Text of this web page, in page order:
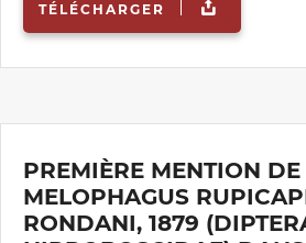
TÉLÉCHARGER
PREMIÈRE MENTION DE
MELOPHAGUS
RONDANI, 1879